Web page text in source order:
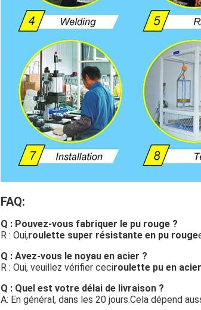
FAQ:
Q : Pouvez-vous fabriquer le pu rouge ?
R : Oui,roulette super résistante en pu rouge
Q : Avez-vous le noyau en acier ?
R : Oui, veuillez vérifier ceciroulette pu en
Q : Quel est votre délai de livraison ?
A: En général, dans les 20 jours.Cela dépend